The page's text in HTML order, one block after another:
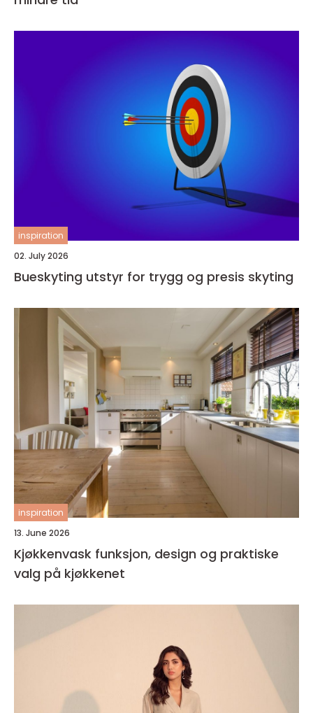
inspiration
02. July 2026
Bueskyting utstyr for trygg og presis skyting
inspiration
13. June 2026
Kjøkkenvask funksjon, design og praktiske
valg på kjøkkenet